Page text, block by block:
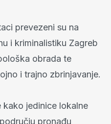
prevezeni su na
i kriminalistiku Zagreb
obrada te
i trajno zbrinjavanje.
kako jedinice lokalne
pronađu